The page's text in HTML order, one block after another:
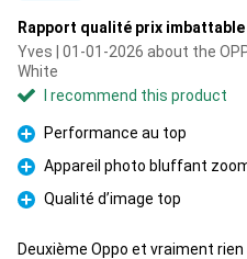
Rapport qualité prix imbattable
Yves | 01-01-2026 about the
White
I recommend this product
Pro
Performance au top
Pro
Appareil photo bluffant
Pro
Qualité d’image top
Deuxième Oppo et vraiment